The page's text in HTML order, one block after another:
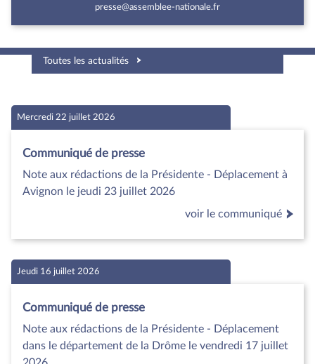
presse@assemblee-nationale.fr
Toutes les actualités
Mercredi 22 juillet 2026
Communiqué de presse
Note aux rédactions de la Présidente - Déplacement à
Avignon le jeudi 23 juillet 2026
voir le communiqué
Jeudi 16 juillet 2026
Communiqué de presse
Note aux rédactions de la Présidente - Déplacement
dans le département de la Drôme le vendredi 17 juillet